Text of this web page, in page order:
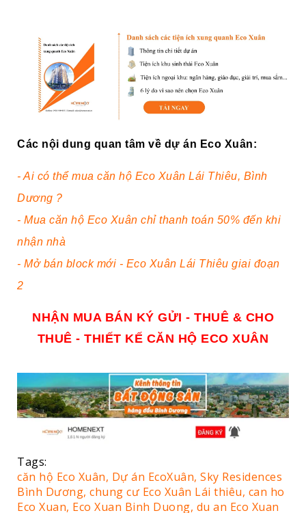
Các nội dung quan tâm về dự án Eco Xuân:
- Ai có thể mua căn hộ Eco Xuân Lái Thiêu, Bình
Dương ?
- Mua căn hộ Eco Xuân chỉ thanh toán 50% đến khi
nhận nhà
- Mở bán block mới - Eco Xuân Lái Thiêu giai đoạn
2
NHẬN MUA BÁN KÝ GỬI - THUÊ & CHO
THUÊ - THIẾT KẾ CĂN HỘ ECO XUÂN
Tags:
căn hộ Eco Xuân, Dự án EcoXuân, Sky Residences
Bình Dương, chung cư Eco Xuân Lái thiêu, can ho
Eco Xuan, Eco Xuan Binh Duong, du an Eco Xuan